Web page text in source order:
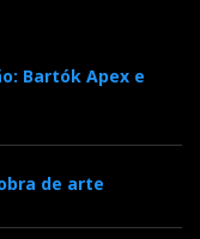
as
leitor-SACD,
tendo a
únicos
Bartók Apex e
de arte